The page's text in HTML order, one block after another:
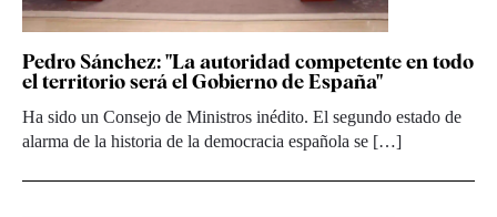
Pedro Sánchez: "La autoridad competente en todo
el territorio será el Gobierno de España"
Ha sido un Consejo de Ministros inédito. El segundo estado de
alarma de la historia de la democracia española se […]